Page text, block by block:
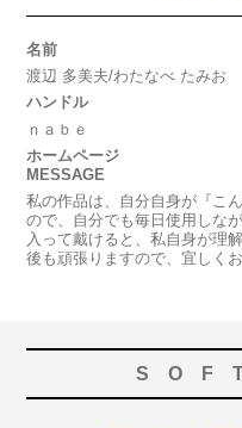
名前
渡辺 多美夫/わたなべ たみお
ハンドル
ｎａｂｅ
ホームページ
MESSAGE
私の作品は、自分自身が『こ
ので、自分でも毎日使用しな
入って戴けると、私自身が理
後も頑張りますので、宜しく